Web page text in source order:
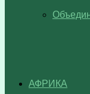
АФРИКА